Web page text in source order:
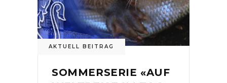
AKTUELL BEITRAG
SOMMERSERIE «AUF